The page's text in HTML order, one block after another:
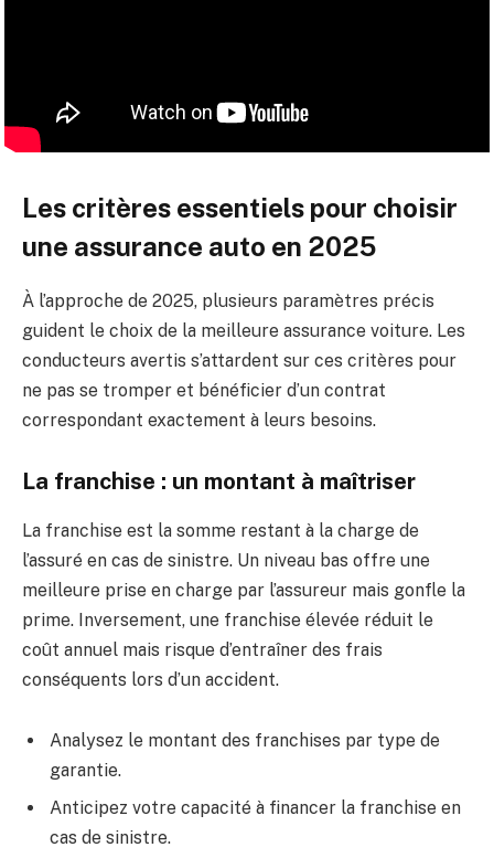
Les critères essentiels pour choisir
une assurance auto en 2025
À l’approche de 2025, plusieurs paramètres précis
guident le choix de la meilleure assurance voiture. Les
conducteurs avertis s’attardent sur ces critères pour
ne pas se tromper et bénéficier d’un contrat
correspondant exactement à leurs besoins.
La franchise : un montant à maîtriser
La franchise est la somme restant à la charge de
l’assuré en cas de sinistre. Un niveau bas offre une
meilleure prise en charge par l’assureur mais gonfle la
prime. Inversement, une franchise élevée réduit le
coût annuel mais risque d’entraîner des frais
conséquents lors d’un accident.
Analysez le montant des franchises par type de
garantie.
Anticipez votre capacité à financer la franchise en
cas de sinistre.